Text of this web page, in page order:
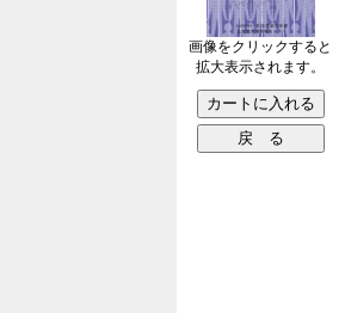
画像をクリックすると
拡大表示されます。